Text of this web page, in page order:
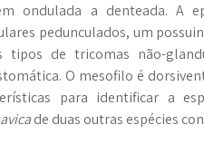
ondulada a denteada. A
pedunculados, um
tipos de tricomas não-
O mesofilo é
para identificar a
de duas outras espécies